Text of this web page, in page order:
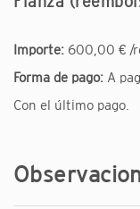
Importe: 600,00 € /
Forma de pago: A
Con el último pago.